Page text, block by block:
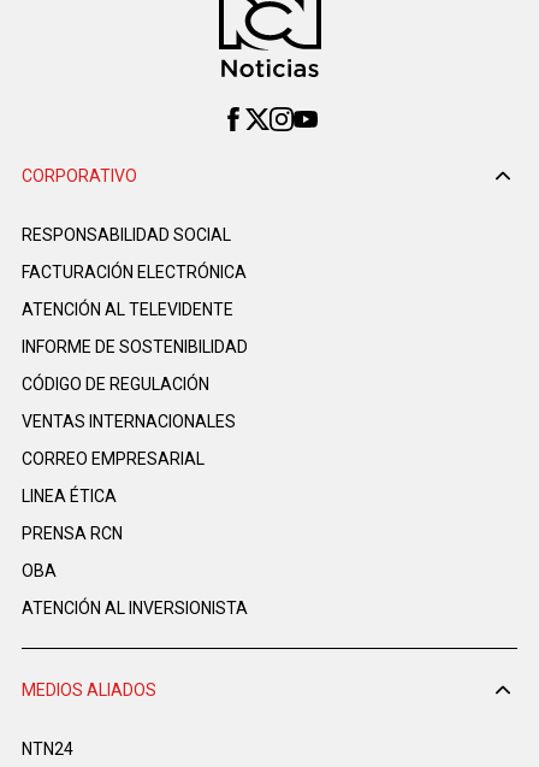
CORPORATIVO
RESPONSABILIDAD SOCIAL
FACTURACIÓN ELECTRÓNICA
ATENCIÓN AL TELEVIDENTE
INFORME DE SOSTENIBILIDAD
CÓDIGO DE REGULACIÓN
VENTAS INTERNACIONALES
CORREO EMPRESARIAL
LINEA ÉTICA
PRENSA RCN
OBA
ATENCIÓN AL INVERSIONISTA
MEDIOS ALIADOS
NTN24